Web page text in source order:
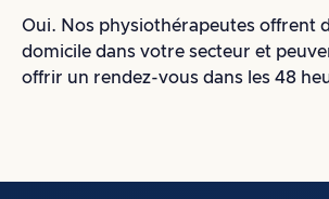
Oui. Nos physiothérapeutes offrent
domicile dans votre secteur et
offrir un rendez-vous dans les 48